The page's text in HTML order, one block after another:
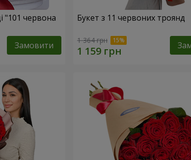
"101 червона
Замовити
Букет з 11 червоних троянд
1 364 грн